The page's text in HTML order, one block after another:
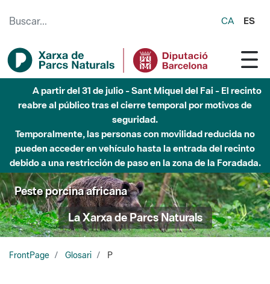
CA ES
Hasta diciembre de 2026 - Parque Fluvial Besós -
Afectaciones en el cauce del Parque Fluvial del Besòs debido
a obras de construcción de una pasarela sobre el río
Peste porcina africana
La Xarxa de Parcs Naturals
FrontPage Glosari P